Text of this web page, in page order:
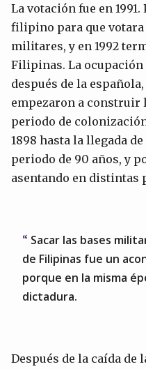
La votación fue en
filipino para que
militares, y en 1992
Filipinas. La ocupación
después de la
empezaron a construir
periodo de
1898 hasta la llegada
periodo de 90 años, y
asentando en distintas
Sacar las bases
de Filipinas fue un
porque en la misma
dictadura.
Después de la caída de